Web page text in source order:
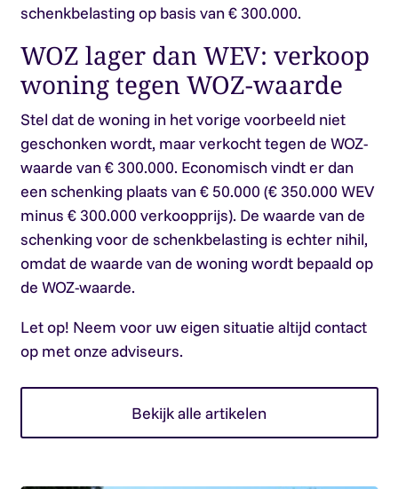
schenkbelasting op basis van € 300.000.
WOZ lager dan WEV: verkoop
woning tegen WOZ-waarde
Stel dat de woning in het vorige voorbeeld niet
geschonken wordt, maar verkocht tegen de WOZ-
waarde van € 300.000. Economisch vindt er dan
een schenking plaats van € 50.000 (€ 350.000 WEV
minus € 300.000 verkoopprijs). De waarde van de
schenking voor de schenkbelasting is echter nihil,
omdat de waarde van de woning wordt bepaald op
de WOZ-waarde.
Let op! Neem voor uw eigen situatie altijd contact
op met onze adviseurs.
Bekijk alle artikelen